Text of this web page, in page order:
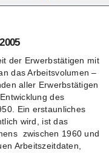
der Erwerbstätigen mit
das Arbeitsvolumen –
aller Erwerbstätigen
des
Ein erstaunliches
wird, ist das
zwischen 1960 und
Arbeitszeitdaten,